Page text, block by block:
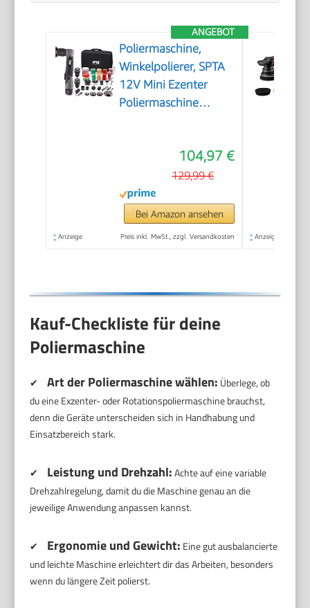
ANGEBOT
Poliermaschine,
Winkelpolierer, SPTA
12V Mini Ezenter
Poliermaschine
Polierteller/Polierschwamm/
zum Polieren von
Auto, Möbeln -
LD104DE-V2
104,97 €
129,99 €
Bei Amazon ansehen
* Anzeige Preis inkl. MwSt., zzgl. Versandkosten * Anzeige
Kauf-Checkliste für deine
Poliermaschine
✔ Art der Poliermaschine wählen: Überlege, ob
du eine Exzenter- oder Rotationspoliermaschine brauchst,
denn die Geräte unterscheiden sich in Handhabung und
Einsatzbereich stark.
✔ Leistung und Drehzahl:Achte auf eine variable
Drehzahlregelung, damit du die Maschine genau an die
jeweilige Anwendung anpassen kannst.
✔ Ergonomie und Gewicht: Eine gut ausbalancierte
und leichte Maschine erleichtert dir das Arbeiten, besonders
wenn du längere Zeit polierst.